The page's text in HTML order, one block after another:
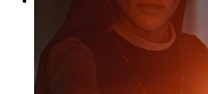
Фото: предоставлено